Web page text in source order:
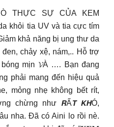
THỰC SỰ CỦA KEM
khỏi tia UV và tia cực tím
khả năng bị ung thư da
chảy xệ, nám,.. Hỗ trợ
mịn 𝓥À …. Bạn đang
phải mang đến hiệu quả
mỏng nhẹ không bết rít,
chừng như 𝙍Ấ𝙏 𝙆𝙃Ó,
nha. Đã có Aini lo rồi nè.